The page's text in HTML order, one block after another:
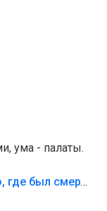
ума - палаты.
«Попал на пику»: СК показал место, где был смертельно травмирован ребенок в Тольятти